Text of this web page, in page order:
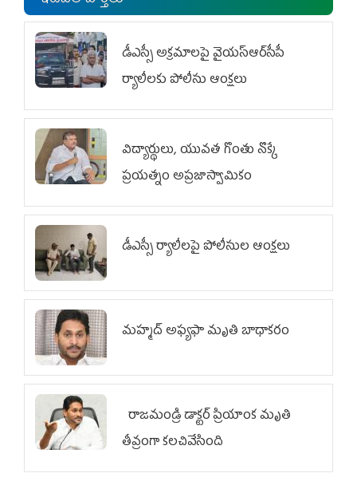
డీఎస్సీ అక్రమాలపై వైయ‌స్ఆర్‌సీపీ
ర్యాలీలకు పోలీసు ఆంక్షలు
విద్యార్థులు, యువత గొంతు నొక్కే
ప్రయత్నం అప్రజాస్వామికం
డీఎస్సీ ర్యాలీలపై పోలీసుల ఆంక్షలు
మహ్మద్‌ అఫ్యఫా మృతి బాధాకరం
రాజమండ్రి డాక్టర్‌ ప్రియాంక మృతి
తీవ్రంగా కలచివేసింది